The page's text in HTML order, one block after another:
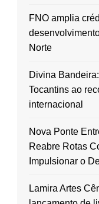
FNO amplia
Norte
Divina
Tocantins ao
internacional
Nova Ponte
Reabre Rotas
Impulsionar o
Lamira Artes